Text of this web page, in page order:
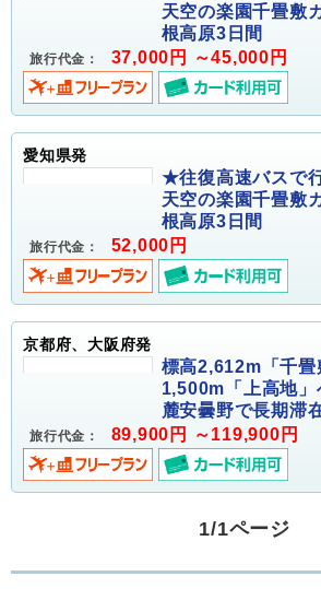
天空の楽園千畳敷
根高原3日間
旅行代金： 37,000円 ～45,000円
愛知県発
★往復高速バスで
天空の楽園千畳敷
根高原3日間
旅行代金： 52,000円
京都府、大阪府発
標高2,612m「千畳
1,500m「上高地
麓安曇野で長期滞
旅行代金： 89,900円 ～119,900円
1/1ページ